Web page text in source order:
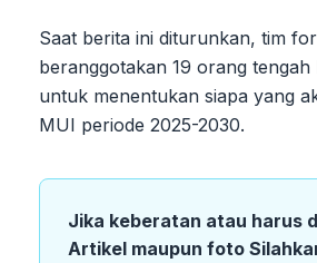
Saat berita ini diturunkan, tim
beranggotakan 19 orang
untuk menentukan siapa yang
MUI periode 2025-2030.
Jika keberatan atau harus
Artikel maupun foto